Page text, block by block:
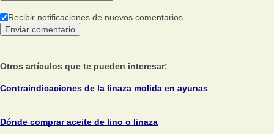
Recibir notificaciones de nuevos comentarios
Otros artículos que te pueden interesar:
Contraindicaciones de la linaza molida en ayunas
Dónde comprar aceite de lino o linaza